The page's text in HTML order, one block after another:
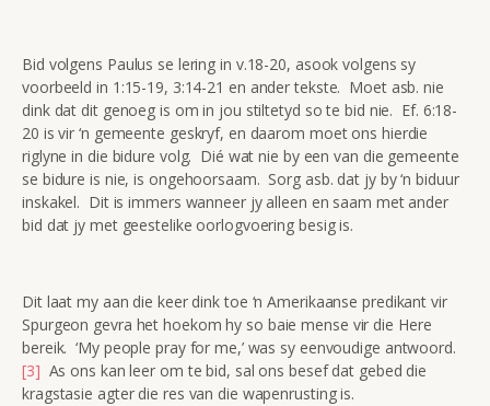
Bid volgens Paulus se lering in v.18-20, asook volgens sy
voorbeeld in 1:15-19, 3:14-21 en ander tekste. Moet asb. nie
dink dat dit genoeg is om in jou stiltetyd so te bid nie. Ef. 6:18-
20 is vir ‘n gemeente geskryf, en daarom moet ons hierdie
riglyne in die bidure volg. Dié wat nie by een van die gemeente
se bidure is nie, is ongehoorsaam. Sorg asb. dat jy by ‘n biduur
inskakel. Dit is immers wanneer jy alleen en saam met ander
bid dat jy met geestelike oorlogvoering besig is.
Dit laat my aan die keer dink toe ‘n Amerikaanse predikant vir
Spurgeon gevra het hoekom hy so baie mense vir die Here
bereik. ‘My people pray for me,’ was sy eenvoudige antwoord.
[3] As ons kan leer om te bid, sal ons besef dat gebed die
kragstasie agter die res van die wapenrusting is.